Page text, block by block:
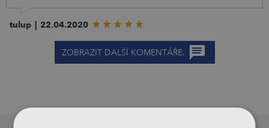
tulup | 22.04.2020
ZOBRAZIT DALŠÍ KOMENTÁŘE.